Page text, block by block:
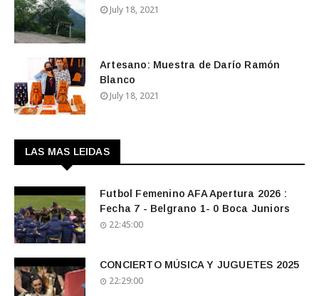
July 18, 2021
Artesano: Muestra de Darío Ramón
Blanco
July 18, 2021
LAS MAS LEIDAS
Futbol Femenino AFA Apertura 2026 :
Fecha 7 - Belgrano 1- 0 Boca Juniors
22:45:00
CONCIERTO MÚSICA Y JUGUETES 2025
22:29:00